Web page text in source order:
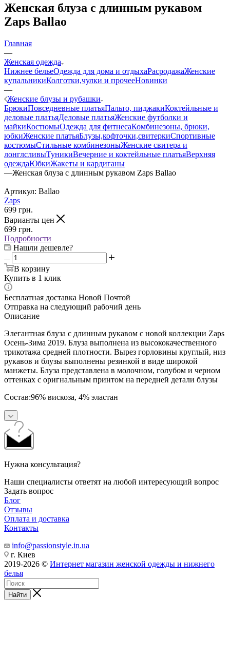
Женская блуза с длинным рукавом
Zaps Ballao
Главная
—
Женская одежда
Нижнее бельеОдежда для дома и отдыхаРасродажаЖенские
купальникиКолготки,чулки и прочееНовинки
—
Женские блузы и рубашки
БрюкиПовседневные платьяПальто, пиджакиКоктейльные и
деловые платьяДеловые платьяЖенские футболки и
майкиКостюмыОдежда для фитнесаКомбинезоны, брюки,
юбкиЖенские платьяБлузы,кофточки,свитеркиСпортивные
костюмыСтильные комбинезоныЖенские свитера и
лонглсливыТуникиВечерние и коктейльные платьяВерхняя
одеждаЮбкиЖакеты и кардиганы
—Женская блуза с длинным рукавом Zaps Ballao
Артикул: Ballao
Zaps
699 грн.
Варианты цен
699 грн.
Подробности
Нашли дешевле?
В корзину
Купить в 1 клик
Бесплатная доставка Новой Почтой
Отправка на следующий рабочий день
Описание
Элегантная блуза с длинным рукавом с новой коллекции Zaps
Осень-Зима 2019. Блуза выполнена из высококачественного
трикотажа средней плотности. Вырез горловины круглый, низ
рукавов и блузы выполнены резинкой в виде широкой
манжеты. Блуза представлена в молочном, голубом и черном
оттенках с оригнальным принтом на передней детали блузы
Состав:96% вискоза, 4% эластан
Нужна консультация?
Наши специалисты ответят на любой интересующий вопрос
Задать вопрос
Блог
Отзывы
Оплата и доставка
Контакты
info@passionstyle.in.ua
г. Киев
2019-2026 © Интернет магазин женской одежды и нижнего
белья
Найти